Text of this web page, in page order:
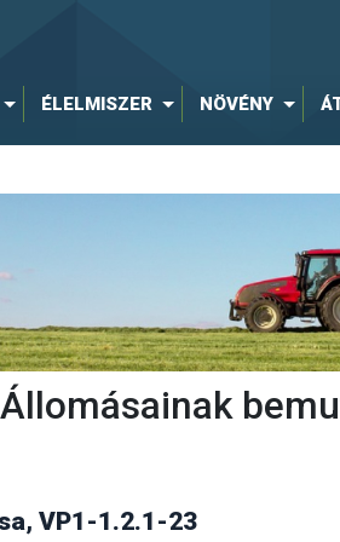
ÉLELMISZER NÖVÉNY
VP1-1.2.1-23